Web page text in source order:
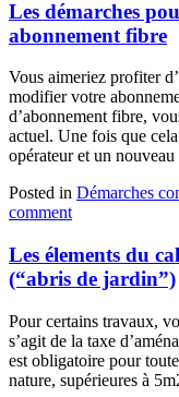
Les démarches
abonnement fibre
Vous aimeriez profiter
modifier votre
d’abonnement fibre,
actuel. Une fois que
opérateur et un
Posted in Démarches
comment
Les élements du
(“abris de jardin”)
Pour certains travaux,
s’agit de la taxe
est obligatoire pour
nature, supérieures à